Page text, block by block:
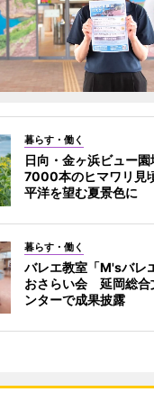
暮らす・働く
日向・金ヶ浜ビュー園
7000本のヒマワリ
平洋を望む夏景色に
暮らす・働く
バレエ教室「M'sバレ
おさらい会 延岡総合
ンターで成果披露